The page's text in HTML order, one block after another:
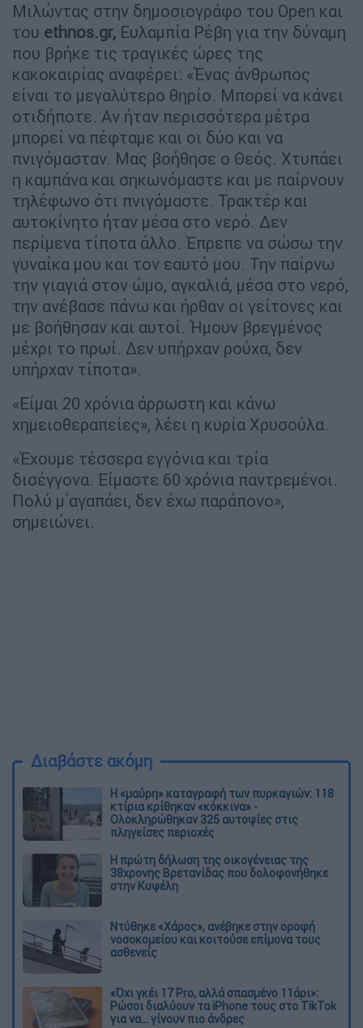
Μιλώντας στην δημοσιογράφο του Open και
του ethnos.gr, Ευλαμπία Ρέβη για την δύναμη
που βρήκε τις τραγικές ώρες της
κακοκαιρίας αναφέρει: «Ένας άνθρωπος
είναι το μεγαλύτερο θηρίο. Μπορεί να κάνει
οτιδήποτε. Αν ήταν περισσότερα μέτρα
μπορεί να πέφταμε και οι δύο και να
πνιγόμασταν. Μας βοήθησε ο Θεός. Χτυπάει
η καμπάνα και σηκωνόμαστε και με παίρνουν
τηλέφωνο ότι πνιγόμαστε. Τρακτέρ και
αυτοκίνητο ήταν μέσα στο νερό. Δεν
περίμενα τίποτα άλλο. Έπρεπε να σώσω την
γυναίκα μου και τον εαυτό μου. Την παίρνω
την γιαγιά στον ώμο, αγκαλιά, μέσα στο νερό,
την ανέβασε πάνω και ήρθαν οι γείτονες και
με βοήθησαν και αυτοί. Ήμουν βρεγμένος
μέχρι το πρωί. Δεν υπήρχαν ρούχα, δεν
υπήρχαν τίποτα».
«Είμαι 20 χρόνια άρρωστη και κάνω
χημειοθεραπείες», λέει η κυρία Χρυσούλα.
«Έχουμε τέσσερα εγγόνια και τρία
δισέγγονα. Είμαστε 60 χρόνια παντρεμένοι.
Πολύ μ΄αγαπάει, δεν έχω παράπονο»,
σημειώνει.
Διαβάστε ακόμη
Η «μαύρη» καταγραφή των πυρκαγιών: 118
κτίρια κρίθηκαν «κόκκινα» -
Ολοκληρώθηκαν 325 αυτοψίες στις
πληγείσες περιοχές
Η πρώτη δήλωση της οικογένειας της
38χρονης Βρετανίδας που δολοφονήθηκε
στην Κυψέλη
Ντύθηκε «Χάρος», ανέβηκε στην οροφή
νοσοκομείου και κοιτούσε επίμονα τους
ασθενείς
«Όχι γκέι 17 Pro, αλλά σπασμένο 11άρι»:
Ρώσοι διαλύουν τα iPhone τους στο TikTok
για να... γίνουν πιο άνδρες